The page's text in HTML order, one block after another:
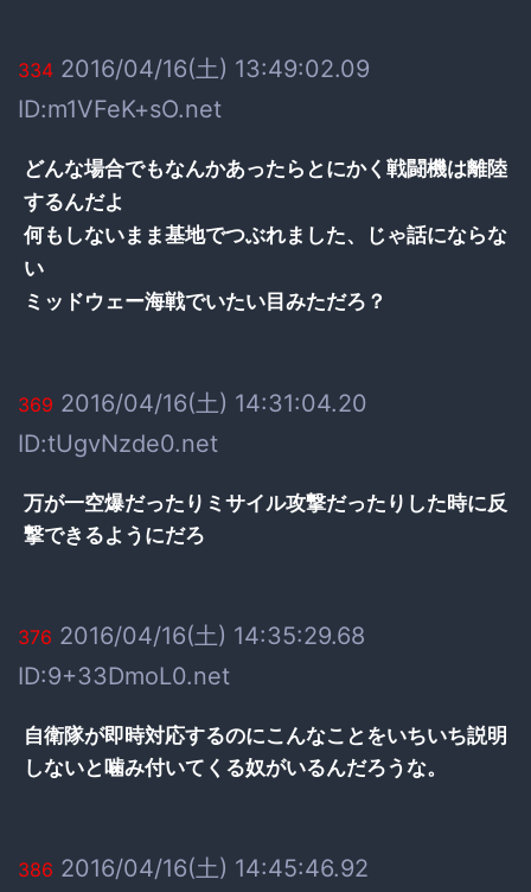
334 2016/04/16(土) 13:49:02.09
ID:m1VFeK+sO.net
どんな場合でもなんかあったらとにかく戦闘機は離陸
するんだよ
何もしないまま基地でつぶれました、じゃ話にならな
い
ミッドウェー海戦でいたい目みただろ？
369 2016/04/16(土) 14:31:04.20
ID:tUgvNzde0.net
万が一空爆だったりミサイル攻撃だったりした時に反
撃できるようにだろ
376 2016/04/16(土) 14:35:29.68
ID:9+33DmoL0.net
自衛隊が即時対応するのにこんなことをいちいち説明
しないと噛み付いてくる奴がいるんだろうな。
386 2016/04/16(土) 14:45:46.92